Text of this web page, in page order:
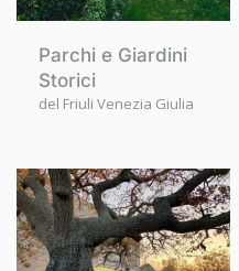
Parchi e Giardini
Storici
del Friuli Venezia Giulia